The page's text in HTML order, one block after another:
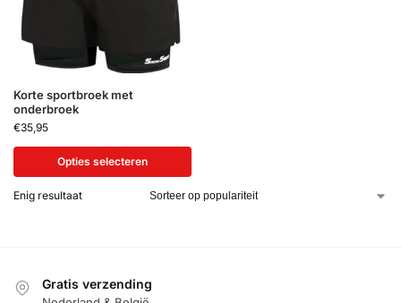
Korte sportbroek met
onderbroek
€35,95
Opties selecteren
Enig resultaat
Gratis verzending